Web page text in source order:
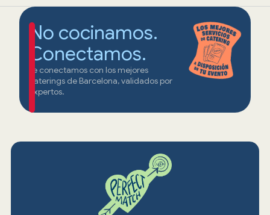
No cocinamos.
Conectamos.
Te conectamos con los mejores
caterings de Barcelona, validados por
expertos.